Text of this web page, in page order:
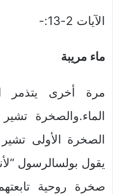
الآيات 2-13:-
ماء مريبة
مرة أخرى
الماء.والصخرة
الصخرة الأولى
يقول بولسالرسول
صخرة روحية